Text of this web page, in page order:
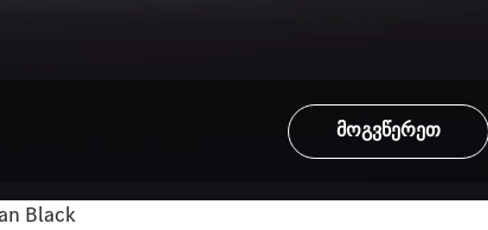
Black
მოგვწერეთ